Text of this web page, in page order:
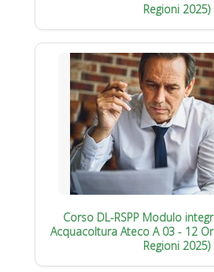
Regioni 2025)
Corso DL-RSPP Modulo
Acquacoltura Ateco A 03 - 12
Regioni 2025)